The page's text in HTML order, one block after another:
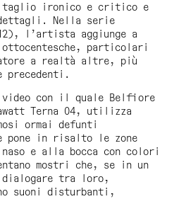
taglio ironico e critico e
Nella serie
l’artista aggiunge a
particolari
a realtà altre, più
precedenti.
video con il quale Belfiore
Terna 04 , utilizza
ormai defunti
pone in risalto le zone
e alla bocca con colori
mostri che, se in un
dialogare tra loro,
suoni disturbanti,